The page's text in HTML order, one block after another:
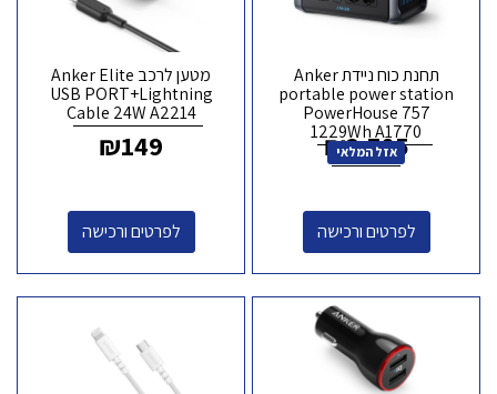
תחנת כוח ניידת Anker
portable power station
PowerHouse 757
1229Wh A1770
אזל המלאי₪3,785
לפרטים ורכישה
מטען לרכב Anker Elite
USB PORT+Lightning
Cable 24W A2214
₪149
לפרטים ורכישה